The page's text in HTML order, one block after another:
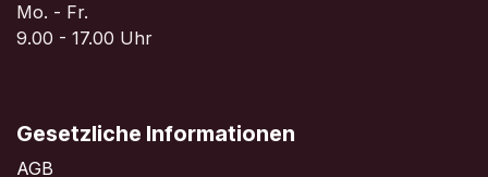
Mo. - Fr.
9.00 - 17.00 Uhr
Gesetzliche Informationen
AGB